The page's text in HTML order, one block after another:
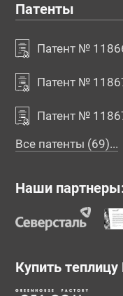
№196017
Патенты
Патент №
Патент №
Патент №
Все патенты (69)...
Наши
Купить теплицу